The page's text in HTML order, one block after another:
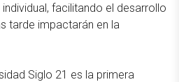
facilitando el desarrollo
tarde impactarán en la
Siglo 21 es la primera